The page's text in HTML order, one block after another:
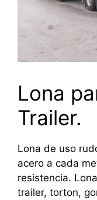
Lona
Trailer.
Lona de uso
acero a cada
resistencia.
trailer, torton,